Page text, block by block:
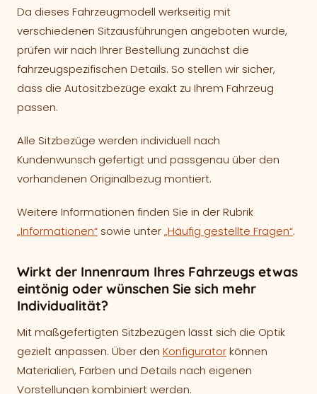
Da dieses Fahrzeugmodell werkseitig mit
verschiedenen Sitzausführungen angeboten wurde,
prüfen wir nach Ihrer Bestellung zunächst die
fahrzeugspezifischen Details. So stellen wir sicher,
dass die Autositzbezüge exakt zu Ihrem Fahrzeug
passen.
Alle Sitzbezüge werden individuell nach
Kundenwunsch gefertigt und passgenau über den
vorhandenen Originalbezug montiert.
Weitere Informationen finden Sie in der Rubrik
„Informationen“ sowie unter„Häufig gestellte Fragen“.
Wirkt der Innenraum Ihres Fahrzeugs etwas
eintönig oder wünschen Sie sich mehr
Individualität?
Mit maßgefertigten Sitzbezügen lässt sich die Optik
gezielt anpassen. Über den Konfiguratorkönnen
Materialien, Farben und Details nach eigenen
Vorstellungen kombiniert werden.